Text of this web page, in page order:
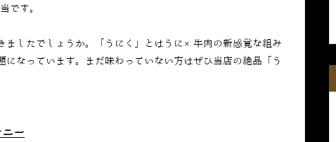
です。
ましたでしょうか。「うにく」とはうに×牛肉の新感覚な組み
なっています。まだ味わっていない方はぜひ当店の絶品「う
ー